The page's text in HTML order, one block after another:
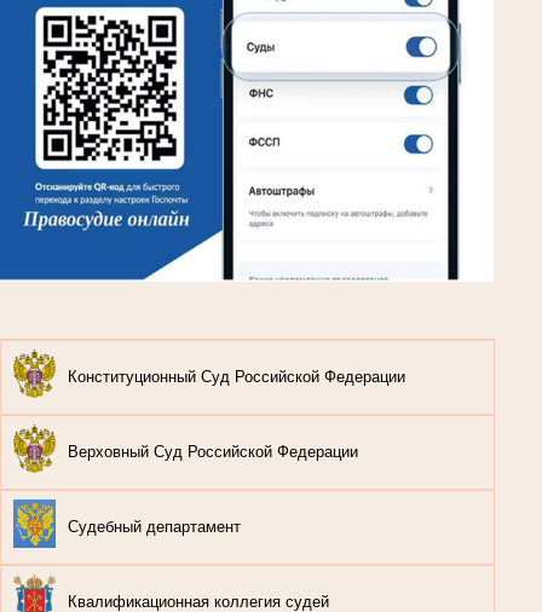
Конституционный Суд Российской Федерации
Верховный Суд Российской Федерации
Судебный департамент
Квалификационная коллегия судей